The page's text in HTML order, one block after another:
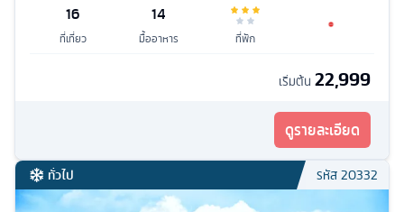
16
ที่เที่ยว
14
มื้ออาหาร ที่พัก
เริ่มต้น 22,999
ดูรายละเอียด
ทั่วไป รหัส20332